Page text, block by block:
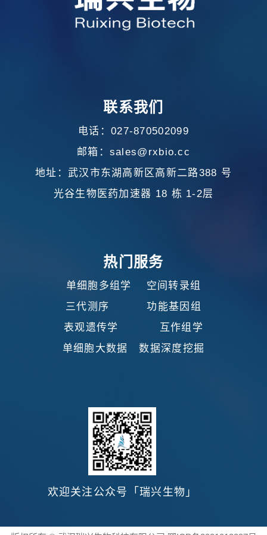
联系我们
电话：027-870502099
邮箱：sales@rxbio.cc
地址：武汉市东湖高新区高新二路388 号
光谷生物医药加速器 18 栋 1-2层
热门服务
单细胞多组学 空间转录组
三代测序 功能基因组
表观遗传学 互作组学
单细胞大数据 数据深度挖掘
欢迎关注公众号 「瑞兴生物」